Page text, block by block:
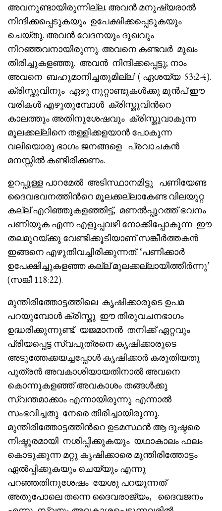
അവനുണ്ടായിരുന്നില്ല. അവൻ മനുഷ്യരാൽ
നിന്ദിക്കപ്പെടുകയും ഉപേക്ഷിക്കപ്പെടുകയും
ചെയ്തു. അവൻ വേദനയും ദുഖവും
നിറഞ്ഞവനായിരുന്നു. അവനെ കണ്ടവർ മുഖം
തിരിച്ചുകളഞ്ഞു. അവൻ നിന്ദിക്കപ്പെട്ടു; നാം
അവനെ ബഹുമാനിച്ചതുമില്ല’ ( ഏശയ്യ 53:2-4).
ക്രിസ്തുവിനും ഏഴു നൂറ്റാണ്ടുകൾക്കു മുൻപ് ഈ
വരികൾ എഴുതുമ്പോൾ ക്രിസ്തുവിൻറെ
കാലത്തും അതിനുശേഷവും ക്രിസ്തുവാകുന്ന
മൂലക്കല്ലിനെ തള്ളിക്കളയാൻ പോകുന്ന
വലിയൊരു ഭാഗം ജനങ്ങളെ പ്രവാചകൻ
മനസ്സിൽ കണ്ടിരിക്കണം.
ഉറപ്പുള്ള പാറമേൽ അടിസ്ഥാനമിട്ടു പണിയേണ്ട
ദൈവഭവനത്തിൻറെ മൂലക്കല്ലാകേണ്ട വിലയുറ്റ
കല്ല് എറിഞ്ഞുകളഞ്ഞിട്ട്, മണൽപ്പുറത്ത് ഭവനം
പണിയുക എന്ന എളുപ്പവഴി നോക്കിപ്പോകുന്ന ഈ
തലമുറയ്ക്കു വേണ്ടിക്കൂടിയാണ് സങ്കീർത്തകൻ
ഇങ്ങനെ എഴുതിവച്ചിരിക്കുന്നത്. ‘പണിക്കാർ
ഉപേക്ഷിച്ചുകളഞ്ഞ കല്ല് മൂലക്കല്ലായിത്തീർന്നു’
(സങ്കീ 118:22).
മുന്തിരിത്തോട്ടത്തിലെ കൃഷിക്കാരുടെ ഉപമ
പറയുമ്പോൾ ക്രിസ്തു ഈ തിരുവചനഭാഗം
ഉദ്ധരിക്കുന്നുണ്ട്. യജമാനൻ തനിക്ക് ഏറ്റവും
പ്രിയപ്പെട്ട സ്വപുത്രനെ കൃഷിക്കാരുടെ
അടുത്തേക്കയച്ചപ്പോൾ കൃഷിക്കാർ കരുതിയതു
പുത്രൻ അവകാശിയായതിനാൽ അവനെ
കൊന്നുകളഞ്ഞ് അവകാശം തങ്ങൾക്കു
സ്വന്തമാക്കാം എന്നായിരുന്നു. എന്നാൽ
സംഭവിച്ചതു നേരെ തിരിച്ചായിരുന്നു.
മുന്തിരിത്തോട്ടത്തിൻറെ ഉടമസ്ഥൻ ആ ദുഷ്ടരെ
നിഷ്ടൂരമായി നശിപ്പിക്കുകയും യഥാകാലം ഫലം
കൊടുക്കുന്ന മറ്റു കൃഷിക്കാരെ മുന്തിരിത്തോട്ടം
ഏൽപ്പിക്കുകയും ചെയ്യും എന്നു
പറഞ്ഞതിനുശേഷം യേശു പറയുന്നത്
അതുപോലെ തന്നെ ദൈവരാജ്യം, ദൈവജനം